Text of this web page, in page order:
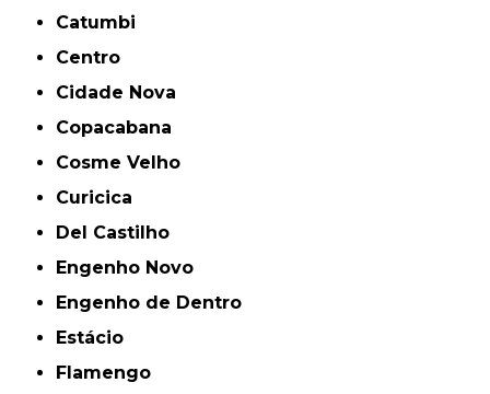
Catumbi
Centro
Cidade Nova
Copacabana
Cosme Velho
Curicica
Del Castilho
Engenho Novo
Engenho de Dentro
Estácio
Flamengo